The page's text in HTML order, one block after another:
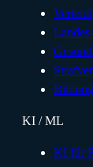
Bildung
KI / ML
KI für